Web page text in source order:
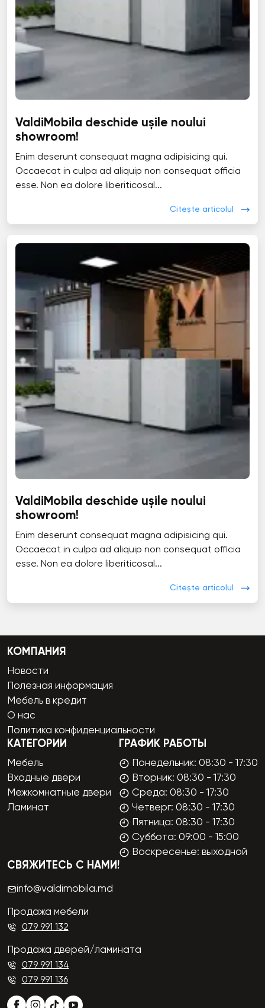
ValdiMobila deschide ușile noului
showroom!
Enim deserunt consequat magna adipisicing qui.
Occaecat in culpa ad aliquip non consequat officia
esse. Non ea dolore liberiticosal...
Citește articolul
ValdiMobila deschide ușile noului
showroom!
Enim deserunt consequat magna adipisicing qui.
Occaecat in culpa ad aliquip non consequat officia
esse. Non ea dolore liberiticosal...
Citește articolul
КОМПАНИЯ
Новости
Полезная информация
Мебель в кредит
О нас
Политика конфиденциальности
КАТЕГОРИИ
Мебель
Входные двери
Межкомнатные двери
Ламинат
ГРАФИК РАБОТЫ
Понедельник: 08:30 - 17:30
Вторник: 08:30 - 17:30
Среда: 08:30 - 17:30
Четверг: 08:30 - 17:30
Пятница: 08:30 - 17:30
Суббота: 09:00 - 15:00
Воскресенье: выходной
СВЯЖИТЕСЬ С НАМИ!
info@valdimobila.md
Продажа мебели
079 991 132
Продажа дверей/ламината
079 991 134
079 991 136